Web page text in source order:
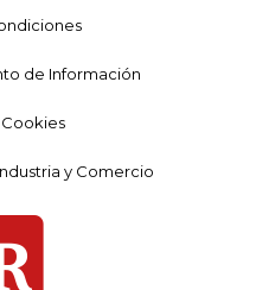
de Información
y Comercio